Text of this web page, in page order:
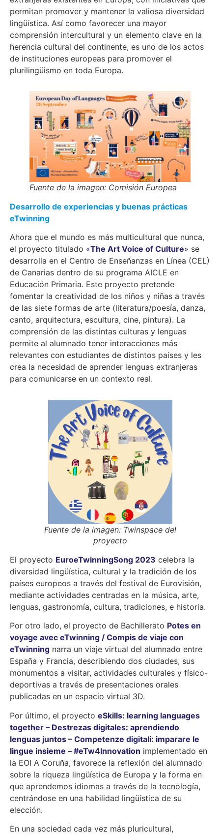
permitan promover y mantener la valiosa diversidad
lingüística. Así como favorecer una mayor
comprensión intercultural y un elemento clave en la
herencia cultural del continente, es uno de los actos
de instituciones europeas para promover el
plurilingüismo en toda Europa.
Fuente de la imagen: Comisión Europea
Desarrollo de experiencias y buenas prácticas
eTwinning
Ahora que el mundo es más multicultural que nunca,
el proyecto titulado «The Art Voice of Culture» se
desarrolla en el Centro de Enseñanzas en Línea (CEL)
de Canarias dentro de su programa AICLE en
Educación Primaria. Este proyecto pretende
fomentar la creatividad de los niños y niñas a través
de las siete formas de arte (literatura/poesía, danza,
canto, arquitectura, escultura, cine, pintura). La
comprensión de las distintas culturas y lenguas
permite al alumnado tener interacciones más
relevantes con estudiantes de distintos países y les
crea la necesidad de aprender lenguas extranjeras
para comunicarse en un contexto real.
Fuente de la imagen:Twinspace del
proyecto
El proyecto EuroeTwinningSong 2023 celebra la
diversidad lingüística, cultural y la tradición de los
países europeos a través del festival de Eurovisión,
mediante actividades centradas en la música, arte,
lenguas, gastronomía, cultura, tradiciones, e historia.
Por otro lado, el proyecto de Bachillerato Potes en
voyage avec eTwinning / Compis de viaje con
eTwinning narra un viaje virtual del alumnado entre
España y Francia, describiendo dos ciudades, sus
monumentos a visitar, actividades culturales y físico-
deportivas a través de presentaciones orales
publicadas en un espacio virtual 3D.
Por último, el proyecto eSkills: learning languages
together – Destrezas digitales: aprendiendo
lenguas juntos – Competenze digitali: imparare le
lingue insieme – #eTw4Innovation implementado en
la EOI A Coruña, favorece la reflexión del alumnado
sobre la riqueza lingüística de Europa y la forma en
que aprendemos idiomas a través de la tecnología,
centrándose en una habilidad lingüística de su
elección.
En una sociedad cada vez más pluricultural,